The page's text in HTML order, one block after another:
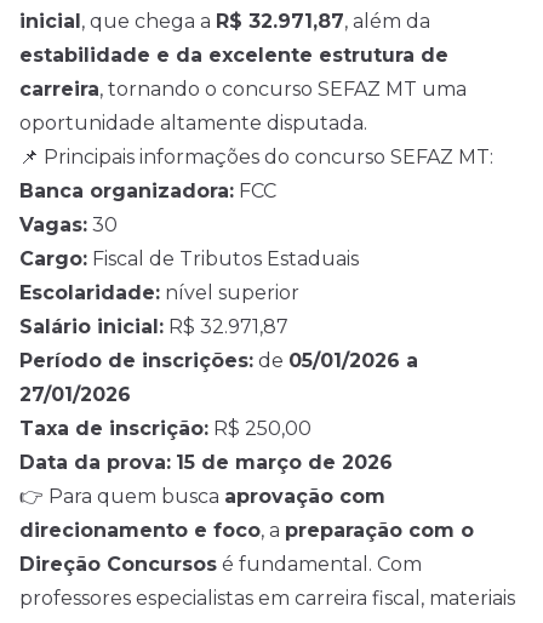
inicial, que chega a R$ 32.971,87, além da
estabilidade e da excelente estrutura de
carreira, tornando o concurso SEFAZ MT uma
oportunidade altamente disputada.
📌 Principais informações do concurso SEFAZ MT:
Banca organizadora: FCC
Vagas: 30
Cargo: Fiscal de Tributos Estaduais
Escolaridade: nível superior
Salário inicial: R$ 32.971,87
Período de inscrições: de 05/01/2026 a
27/01/2026
Taxa de inscrição: R$ 250,00
Data da prova: 15 de março de 2026
👉 Para quem busca aprovação com
direcionamento e foco, a preparação com o
Direção Concursos é fundamental. Com
professores especialistas em carreira fiscal, materiais